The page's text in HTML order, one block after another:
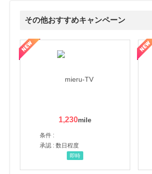
その他おすすめキャンペーン
1,230
条件 :
承認 : 数日程度
即時
【LOJEL公式サイト】スーツケース・バッグ
【ロデオドライブ】創業70年